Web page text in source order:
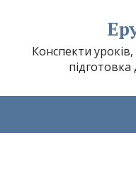
Конспекти уроків,